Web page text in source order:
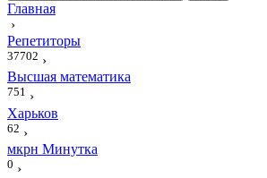
Главная
›
Репетиторы
37702 ›
Высшая математика
751 ›
Харьков
62 ›
мкрн Минутка
0 ›